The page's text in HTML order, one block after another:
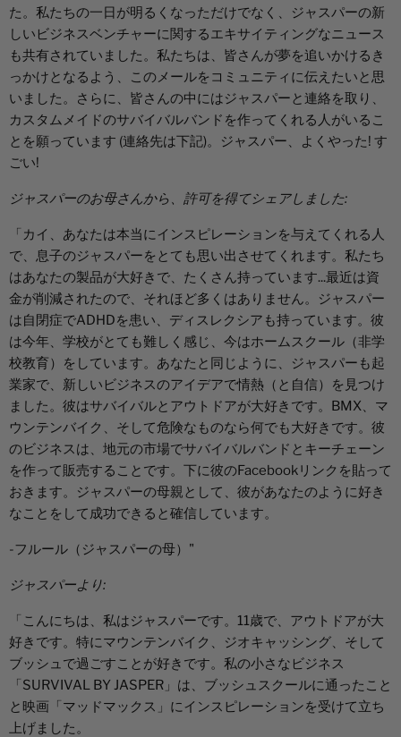
た。私たちの一日が明るくなっただけでなく、ジャスパーの新
しいビジネスベンチャーに関するエキサイティングなニュース
も共有されていました。私たちは、皆さんが夢を追いかけるき
っかけとなるよう、このメールをコミュニティに伝えたいと思
いました。さらに、皆さんの中にはジャスパーと連絡を取り、
カスタムメイドのサバイバルバンドを作ってくれる人がいるこ
とを願っています (連絡先は下記)。ジャスパー、よくやった! す
ごい!
ジャスパーのお母さんから、許可を得てシェアしました:
「カイ、あなたは本当にインスピレーションを与えてくれる人
で、息子のジャスパーをとても思い出させてくれます。私たち
はあなたの製品が大好きで、たくさん持っています...最近は資
金が削減されたので、それほど多くはありません。ジャスパー
は自閉症でADHDを患い、ディスレクシアも持っています。彼
は今年、学校がとても難しく感じ、今はホームスクール（非学
校教育）をしています。あなたと同じように、ジャスパーも起
業家で、新しいビジネスのアイデアで情熱（と自信）を見つけ
ました。彼はサバイバルとアウトドアが大好きです。BMX、マ
ウンテンバイク、そして危険なものなら何でも大好きです。彼
のビジネスは、地元の市場でサバイバルバンドとキーチェーン
を作って販売することです。下に彼のFacebookリンクを貼って
おきます。ジャスパーの母親として、彼があなたのように好き
なことをして成功できると確信しています。
-フルール（ジャスパーの母）"
ジャスパーより:
「こんにちは、私はジャスパーです。11歳で、アウトドアが大
好きです。特にマウンテンバイク、ジオキャッシング、そして
ブッシュで過ごすことが好きです。私の小さなビジネス
「SURVIVAL BY JASPER」は、ブッシュスクールに通ったこと
と映画「マッドマックス」にインスピレーションを受けて立ち
上げました。